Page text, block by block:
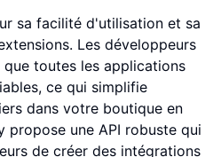
sa facilité d'utilisation et sa
Les développeurs
toutes les applications
ce qui simplifie
dans votre boutique en
propose une API robuste qui
de créer des intégrations